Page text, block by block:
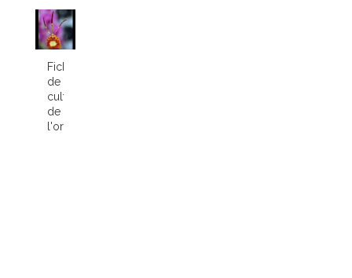
Fiche
de
culture
de
l'orchidée...